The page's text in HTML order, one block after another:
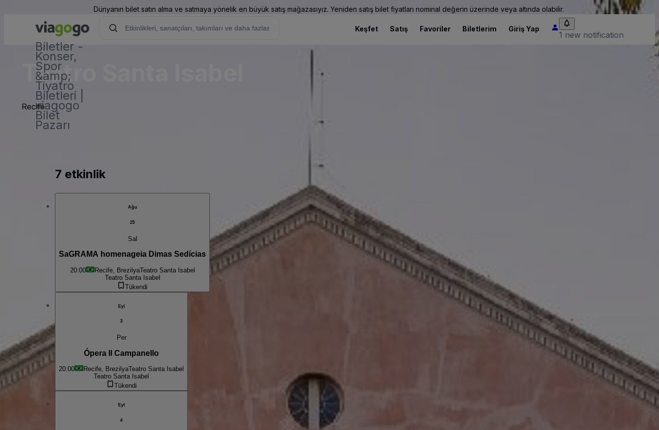
Dünyanın bilet satın alma ve satmaya yönelik en büyük satış mağazasıyız. Yeniden satış bilet fiyatları nominal değerin üzerinde veya altında olabilir.
Biletler -
Konser,
Spor
&amp;
Tiyatro
Biletleri |
viagogo
Bilet
Pazarı
Keşfet Satış Favoriler Biletlerim Giriş Yap
1 new notification
Teatro Santa Isabel
Recife
7 etkinlik
Ağu
25
Sal
SaGRAMA homenageia Dimas Sedícias
20:00 Recife, BrezilyaTeatro Santa Isabel
Teatro Santa Isabel
Tükendi
Eyl
3
Per
Ópera Il Campanello
20:00 Recife, BrezilyaTeatro Santa Isabel
Teatro Santa Isabel
Tükendi
Eyl
4